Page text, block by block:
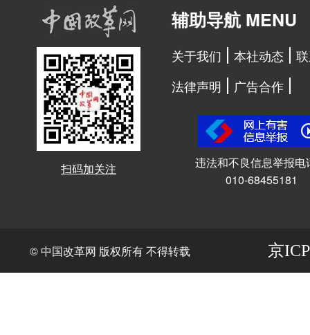
扫码加关注
辅助导航 MENU
关于我们 本社动态
法律声明
广告合作
违法和不良信息举报电
010-68455181
© 中国改革网 版权所有 不得转载 京